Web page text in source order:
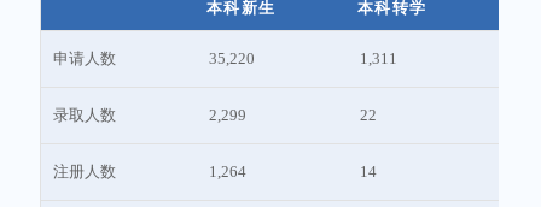
本科新生 本科转学
申请人数 35,220 1,311
录取人数 2,299 22
注册人数 1,264 14